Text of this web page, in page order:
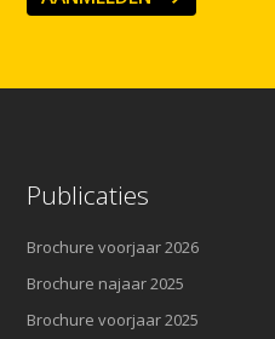
Publicaties
Brochure voorjaar 2026
Brochure najaar 2025
Brochure voorjaar 2025